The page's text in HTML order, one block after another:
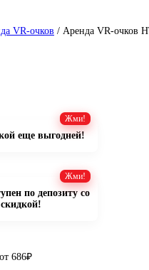
VR-очков / Аренда VR-очков
еще выгодней!
по депозиту со
скидкой!
686₽